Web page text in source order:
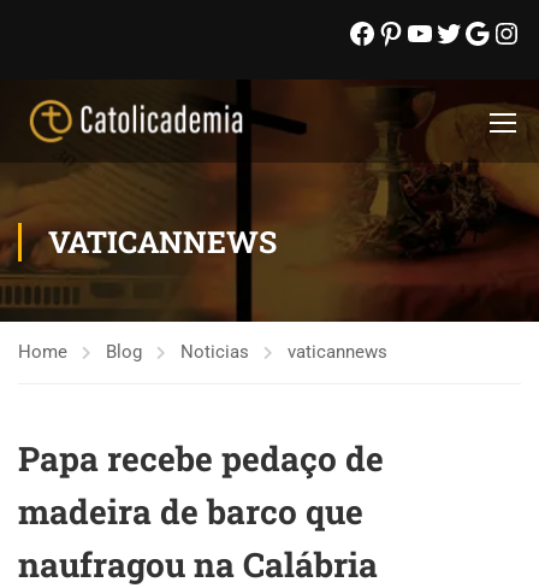
VATICANNEWS
Home Blog Noticias vaticannews
Papa recebe pedaço de
madeira de barco que
naufragou na Calábria